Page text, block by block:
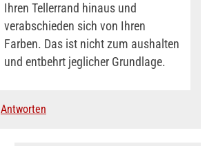
Ihren Tellerrand hinaus und
verabschieden sich von Ihren
Farben. Das ist nicht zum aushalten
und entbehrt jeglicher Grundlage.
Antworten